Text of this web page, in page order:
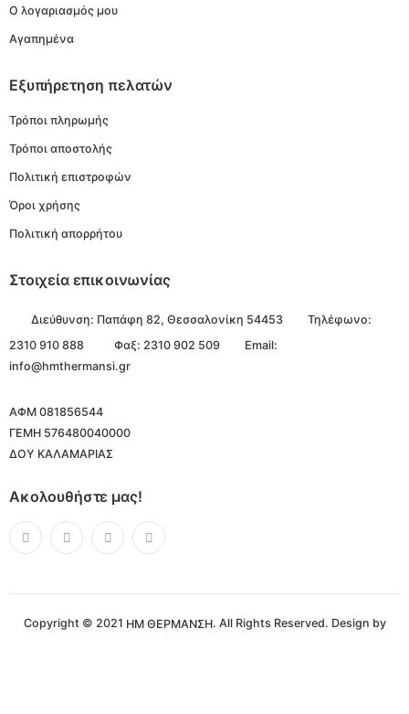
Ο λογαριασμός μου
Αγαπημένα
Εξυπήρετηση πελατών
Τρόποι πληρωμής
Τρόποι αποστολής
Πολιτική επιστροφών
Όροι χρήσης
Πολιτική απορρήτου
Στοιχεία επικοινωνίας
Διεύθυνση: Παπάφη 82, Θεσσαλονίκη 54453
Τηλέφωνο:
2310 910 888
Φαξ: 2310 902 509
Email:
info@hmthermansi.gr
ΑΦΜ 081856544
ΓΕΜΗ 576480040000
ΔΟΥ ΚΑΛΑΜΑΡΙΑΣ
Ακολουθήστε μας!
Copyright © 2021 ΗΜ ΘΕΡΜΑΝΣΗ. All Rights Reserved. Design by